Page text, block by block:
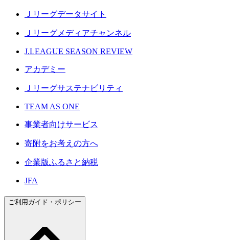
Ｊリーグデータサイト
Ｊリーグメディアチャンネル
J.LEAGUE SEASON REVIEW
アカデミー
Ｊリーグサステナビリティ
TEAM AS ONE
事業者向けサービス
寄附をお考えの方へ
企業版ふるさと納税
JFA
ご利用ガイド・ポリシー